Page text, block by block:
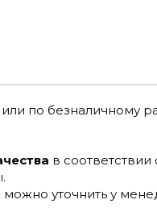
по безналичному
в соответствии
можно уточнить у